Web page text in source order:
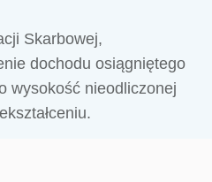
Skarbowej,
dochodu osiągniętego
wysokość nieodliczonej